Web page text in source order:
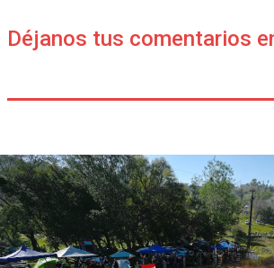
Déjanos tus comentarios